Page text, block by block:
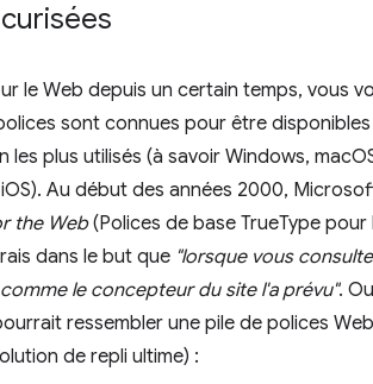
le Web depuis un certain temps, vous
sont connues pour être
les plus utilisés (à savoir Windows,
Au début des années 2000,
the Web(Polices de base TrueType
dans le but que "lorsque vous
le concepteur du site l'a prévu".
ressembler une pile de polices
de repli ultime) :